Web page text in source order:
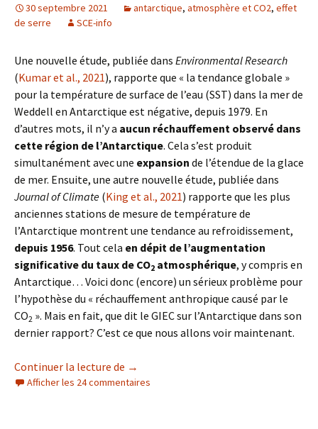
30 septembre 2021 antarctique, atmosphère et CO2, effet
de serre
SCE-info
Une nouvelle étude, publiée dans Environmental Research
(Kumar et al., 2021), rapporte que « la tendance globale »
pour la température de surface de l’eau (SST) dans la mer de
Weddell en Antarctique est négative, depuis 1979. En
d’autres mots, il n’y a aucun réchauffement observé dans
cette région de l’Antarctique. Cela s’est produit
simultanément avec une expansion de l’étendue de la glace
de mer. Ensuite, une autre nouvelle étude, publiée dans
Journal of Climate (King et al., 2021) rapporte que les plus
anciennes stations de mesure de température de
l’Antarctique montrent une tendance au refroidissement,
depuis 1956. Tout cela en dépit de l’augmentation
significative du taux de CO2 atmosphérique, y compris en
Antarctique… Voici donc (encore) un sérieux problème pour
l’hypothèse du « réchauffement anthropique causé par le
CO2 ». Mais en fait, que dit le GIEC sur l’Antarctique dans son
dernier rapport? C’est ce que nous allons voir maintenant.
Continuer la lecture de SCE-info : Le GIEC confirme,
→
Afficher les 24 commentaires